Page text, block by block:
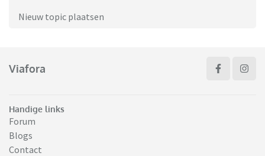
Nieuw topic plaatsen
Viafora
Handige links
Forum
Blogs
Contact